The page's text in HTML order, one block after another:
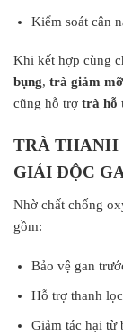
Kiểm soát cân
Khi kết hợp cùng
bụng, trà giảm
cũng hỗ trợ trà hỗ
TRÀ THANH
GIẢI ĐỘC
Nhờ chất chống
gồm:
Bảo vệ gan
Hỗ trợ thanh
Giảm tác hại từ